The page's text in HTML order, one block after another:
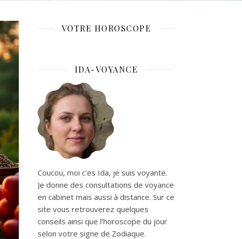
VOTRE HOROSCOPE
IDA-VOYANCE
Coucou, moi c’es Ida, je suis voyante.
Je donne des consultations de voyance
en cabinet mais aussi à distance. Sur ce
site vous retrouverez quelques
conseils ainsi que l’horoscope du jour
selon votre signe de Zodiaque.